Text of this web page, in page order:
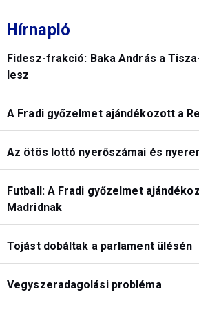
Hírnapló
Fidesz-frakció: Baka András a
lesz
A Fradi győzelmet ajándékozott a
Az ötös lottó nyerőszámai és
Futball: A Fradi győzelmet
Madridnak
Tojást dobáltak a parlament ülésén
Vegyszeradagolási probléma